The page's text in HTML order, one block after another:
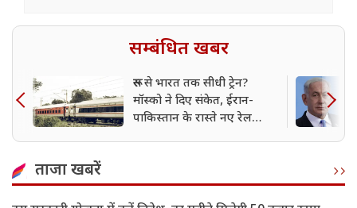
सम्बंधित खबर
रूस से भारत तक सीधी ट्रेन?
मॉस्को ने दिए संकेत, ईरान-
पाकिस्तान के रास्ते नए रेल
ताजा खबरें